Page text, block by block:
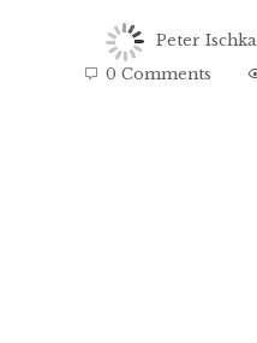
Peter Ischka
0 Comments